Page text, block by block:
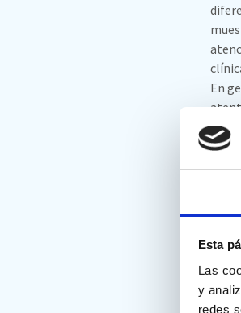
Esta
Las
y
redes
En
el